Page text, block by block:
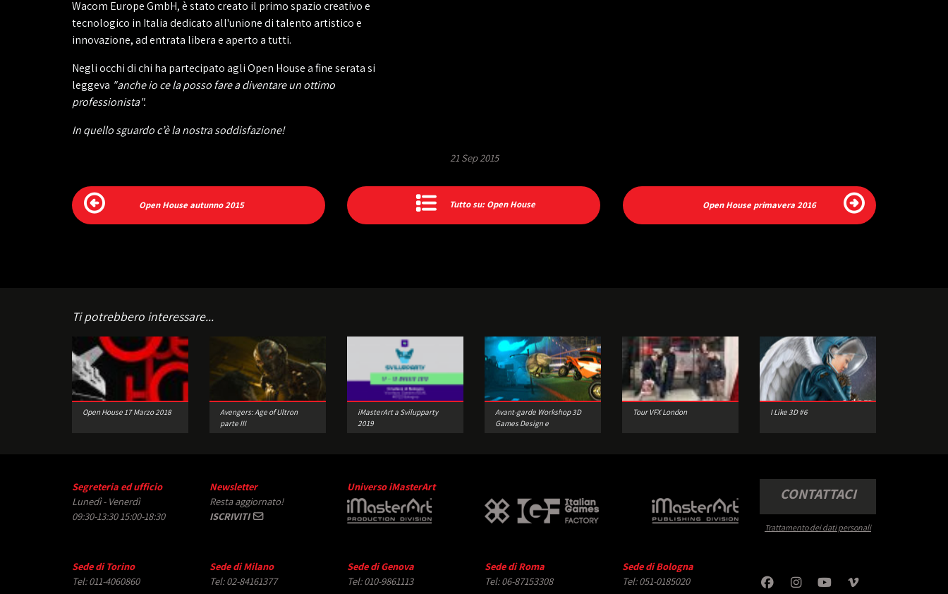
Wacom Europe GmbH, è stato creato il primo spazio creativo e
tecnologico in Italia dedicato all'unione di talento artistico e
innovazione, ad entrata libera e aperto a tutti.
Negli occhi di chi ha partecipato agli Open House a fine serata si
leggeva "anche io ce la posso fare a diventare un ottimo
professionista".
In quello sguardo c’è la nostra soddisfazione!
21 Sep 2015
Open House autunno 2015 Tutto su: Open House Open House primavera 2016
Ti potrebbero interessare...
Open House 17 Marzo 2018
Avengers: Age of Ultron
parte III
iMasterArt a Svilupparty
2019
Avant-garde Workshop 3D
Games Design e
Tour VFX London I Like 3D #6
Segreteria ed ufficio
Lunedì - Venerdì
09:30-13:30 15:00-18:30
Newsletter
Resta aggiornato!
ISCRIVITI
Universo iMasterArt CONTATTACI
Trattamento dei dati personali
Sede di Torino
Tel: 011-4060860
Sede di Milano
Tel: 02-84161377
Sede di Genova
Tel: 010-9861113
Sede di Roma
Tel: 06-87153308
Sede di Bologna
Tel: 051-0185020